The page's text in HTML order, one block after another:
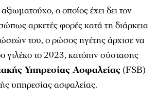
ο οποίος έχει δει τον
αρκετές φορές κατά τη διάρκεια
του, ο ρώσος ηγέτης άρχισε να
γιλέκο το 2023, κατόπιν σύστασης
Υπηρεσίας Ασφαλείας (FSB)
υπηρεσίας ασφαλείας.